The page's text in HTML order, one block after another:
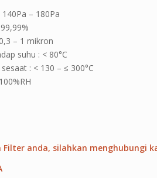
– 180Pa
– 1 mikron
suhu : < 80°C
: < 130 – ≤ 300°C
Filter anda, silahkan menghubungi